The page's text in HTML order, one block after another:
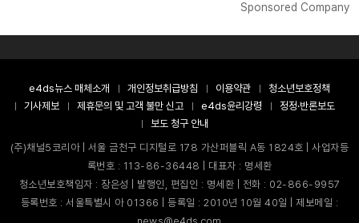
Sponsored Company
e4ds뉴스 매체소개 개인정보취급방침 이용약관
청소년보호정책
기사제보
제휴문의 및 고객 불만 신고 e4ds윤리강령
정정·반론보도
보도 청구 안내
(주)채널5코리아 | 서울 금천구 디지털로 178 가산퍼블릭 A동 1824호 | 사업자등
록번호 : 113-86-36448 | 대표자 : 명세환
청소년보호책임자 : 장은성 | 발행인, 편집인 : 명세환 | 전화 : 02-866-9957
등록번호 : 서울특별시 아 01366 | 등록일 : 2010년 10월 40일 | 제보메일 :